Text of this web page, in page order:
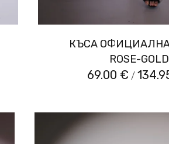
КЪСА
ROSE-GOLD
69.00 € /